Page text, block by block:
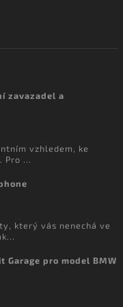
zavazadel a
vzhledem, ke
Pro ...
který vás nenechá ve
pro model BMW